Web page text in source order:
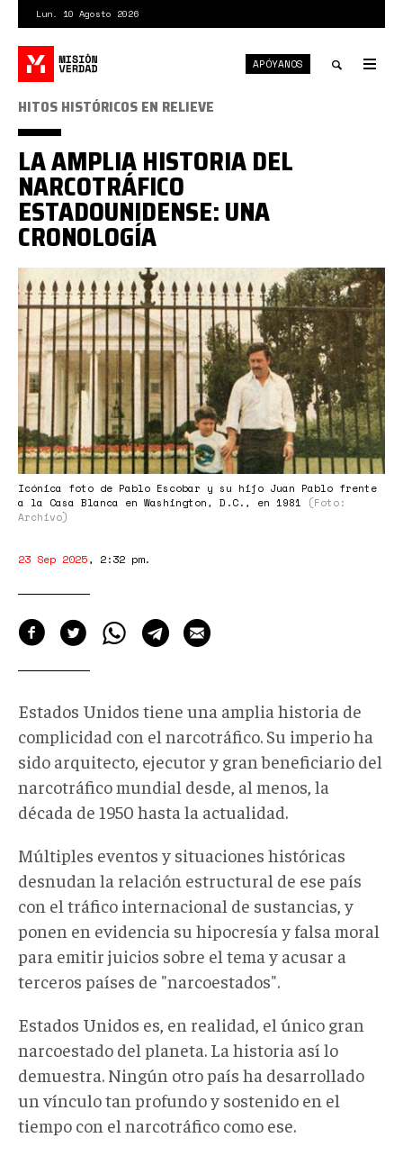
contenido
principal
Lun. 10 Agosto 2026
APÓYANOS
pablo
escobar
casa
blanca
Icónica foto de Pablo Escobar y su hijo Juan Pablo frente
a la Casa Blanca en Washington, D.C., en 1981 (Foto:
Archivo)
HITOS HISTÓRICOS EN RELIEVE
LA AMPLIA HISTORIA DEL
NARCOTRÁFICO
ESTADOUNIDENSE: UNA
CRONOLOGÍA
23 Sep 2025, 2:32 pm.
Estados Unidos tiene una amplia historia de
complicidad con el narcotráfico. Su imperio ha
sido arquitecto, ejecutor y gran beneficiario del
narcotráfico mundial desde, al menos, la
década de 1950 hasta la actualidad.
Múltiples eventos y situaciones históricas
desnudan la relación estructural de ese país
con el tráfico internacional de sustancias, y
ponen en evidencia su hipocresía y falsa moral
para emitir juicios sobre el tema y acusar a
terceros países de "narcoestados".
Estados Unidos es, en realidad, el único gran
narcoestado del planeta. La historia así lo
demuestra. Ningún otro país ha desarrollado
un vínculo tan profundo y sostenido en el
tiempo con el narcotráfico como ese.